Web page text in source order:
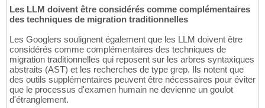
Les LLM doivent être considérés comme complémentaires
des techniques de migration traditionnelles
Les Googlers soulignent également que les LLM doivent être
considérés comme complémentaires des techniques de
migration traditionnelles qui reposent sur les arbres syntaxiques
abstraits (AST) et les recherches de type grep. Ils notent que
des outils supplémentaires peuvent être nécessaires pour éviter
que le processus d'examen humain ne devienne un goulot
d'étranglement.